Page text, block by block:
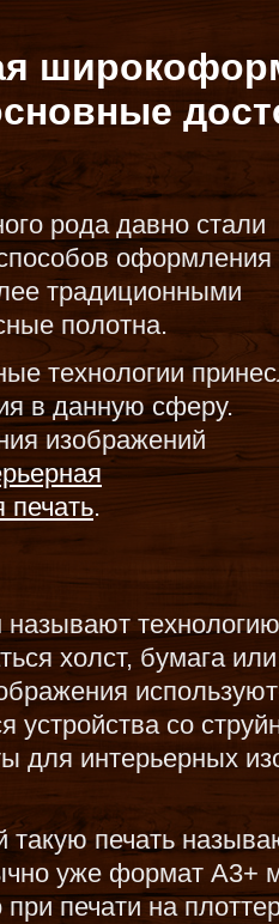
рода давно стали
оформления
традиционными
полотна.
технологии
в данную сферу.
изображений
.
холст, бумага
со
для интерьерных
печать
уже формат А3+
печати на